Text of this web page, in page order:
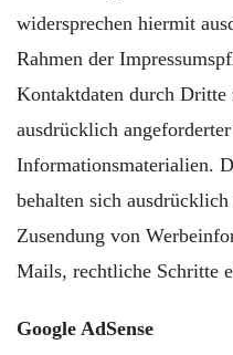
widersprechen hiermit
Rahmen der
Kontaktdaten durch
ausdrücklich
Informationsmaterialien.
behalten sich
Zusendung von
Mails, rechtliche Schritte
Google AdSense